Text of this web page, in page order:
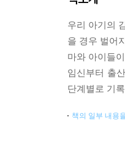
우리 아기의
을 경우 벌어
마와 아이들
임신부터 출
단계별로 기
책의 일부 내용